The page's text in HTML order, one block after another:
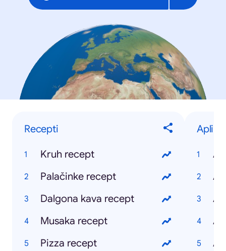
Recepti
Kruh recept
Palačinke recept
Dalgona kava recept
Musaka recept
Pizza recept